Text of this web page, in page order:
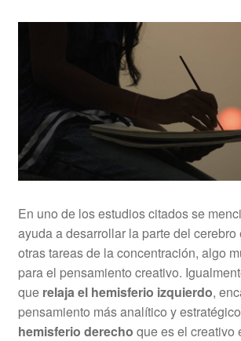
En uno de los estudios citados se
ayuda a desarrollar la parte del cerebro
otras tareas de la concentración, algo
para el pensamiento creativo.
que relaja el hemisferio izquierdo,
pensamiento más analítico y
hemisferio derecho que es el creativo